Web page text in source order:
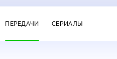
ПЕРЕДАЧИ СЕРИАЛЫ